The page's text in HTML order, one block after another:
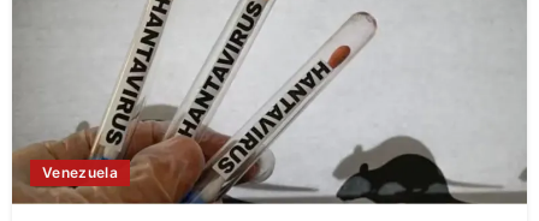
Venezuela